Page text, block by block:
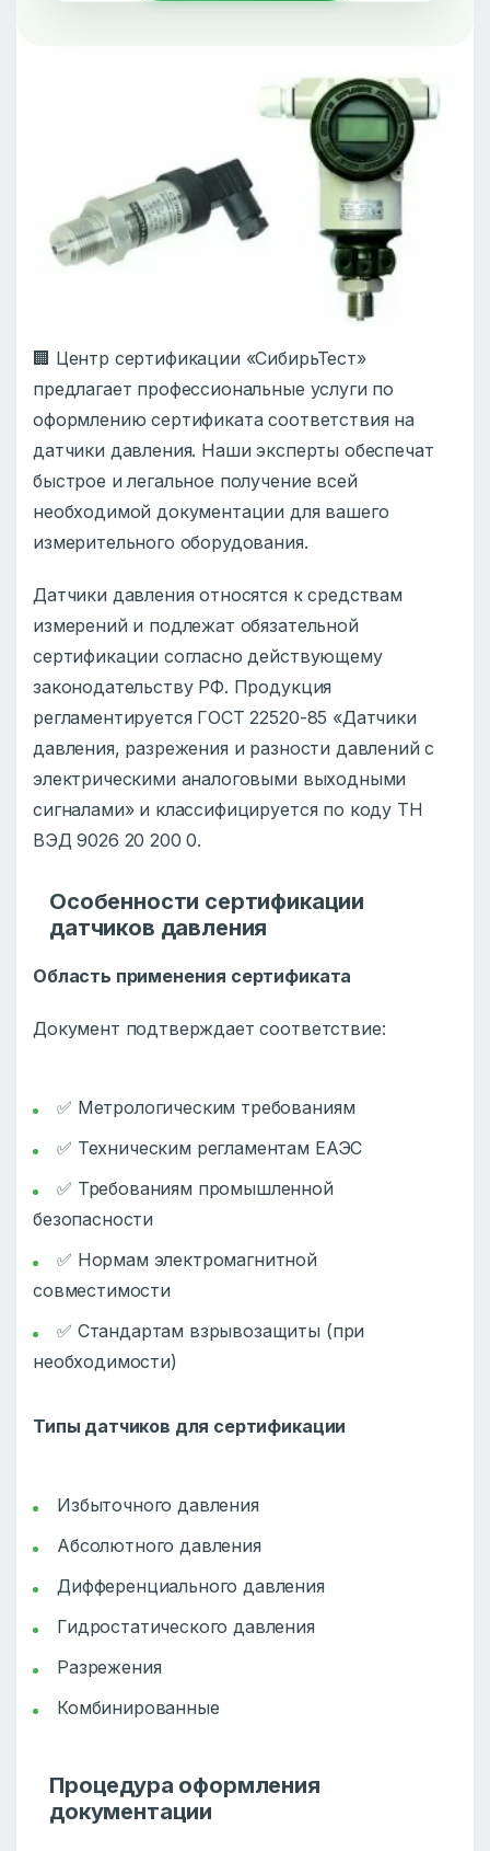
🏢 Центр сертификации «СибирьТест»
предлагает профессиональные услуги по
оформлению сертификата соответствия на
датчики давления. Наши эксперты обеспечат
быстрое и легальное получение всей
необходимой документации для вашего
измерительного оборудования.
Датчики давления относятся к средствам
измерений и подлежат обязательной
сертификации согласно действующему
законодательству РФ. Продукция
регламентируется ГОСТ 22520-85 «Датчики
давления, разрежения и разности давлений с
электрическими аналоговыми выходными
сигналами» и классифицируется по коду ТН
ВЭД 9026 20 200 0.
Особенности сертификации
датчиков давления
Область применения сертификата
Документ подтверждает соответствие:
✅ Метрологическим требованиям
✅ Техническим регламентам ЕАЭС
✅ Требованиям промышленной
безопасности
✅ Нормам электромагнитной
совместимости
✅ Стандартам взрывозащиты (при
необходимости)
Типы датчиков для сертификации
Избыточного давления
Абсолютного давления
Дифференциального давления
Гидростатического давления
Разрежения
Комбинированные
Процедура оформления
документации